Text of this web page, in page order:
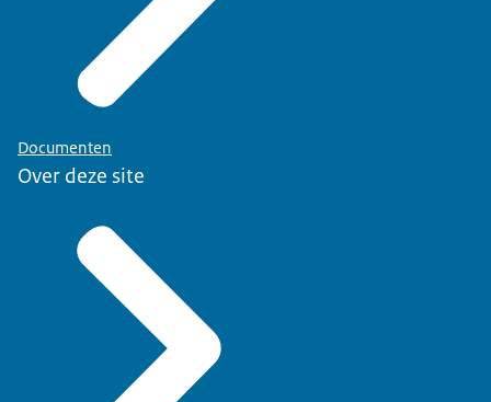
Documenten
Over deze site